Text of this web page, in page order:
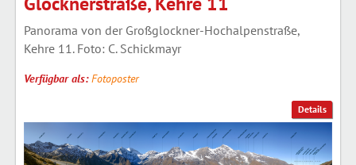
Details
Panorama von der Großglockner-Hochalpenstraße,
Kehre 11. Foto: C. Schickmayr
Verfügbar als:Fotoposter